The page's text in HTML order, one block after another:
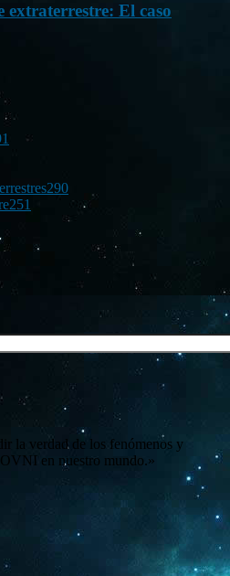
extraterrestre: El caso
290
251
la verdad de los fenómenos y
OVNI en nuestro mundo.»